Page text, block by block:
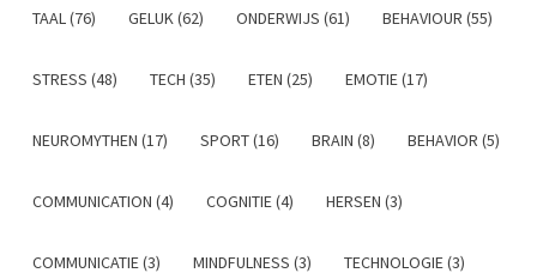
TAAL (76) GELUK (62) ONDERWIJS (61) BEHAVIOUR (55)
STRESS (48) TECH (35) ETEN (25) EMOTIE (17)
NEUROMYTHEN (17) SPORT (16) BRAIN (8) BEHAVIOR (5)
COMMUNICATION (4) COGNITIE (4) HERSEN (3)
COMMUNICATIE (3) MINDFULNESS (3) TECHNOLOGIE (3)